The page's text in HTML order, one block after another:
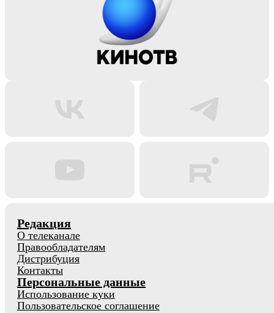
Редакция
О телеканале
Правообладателям
Дистрибуция
Контакты
Персональные данные
Использование куки
Пользовательское соглашение